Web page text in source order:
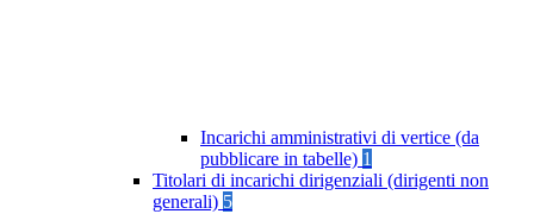
Incarichi amministrativi di vertice (da
pubblicare in tabelle) 1
Titolari di incarichi dirigenziali (dirigenti non
generali) 5